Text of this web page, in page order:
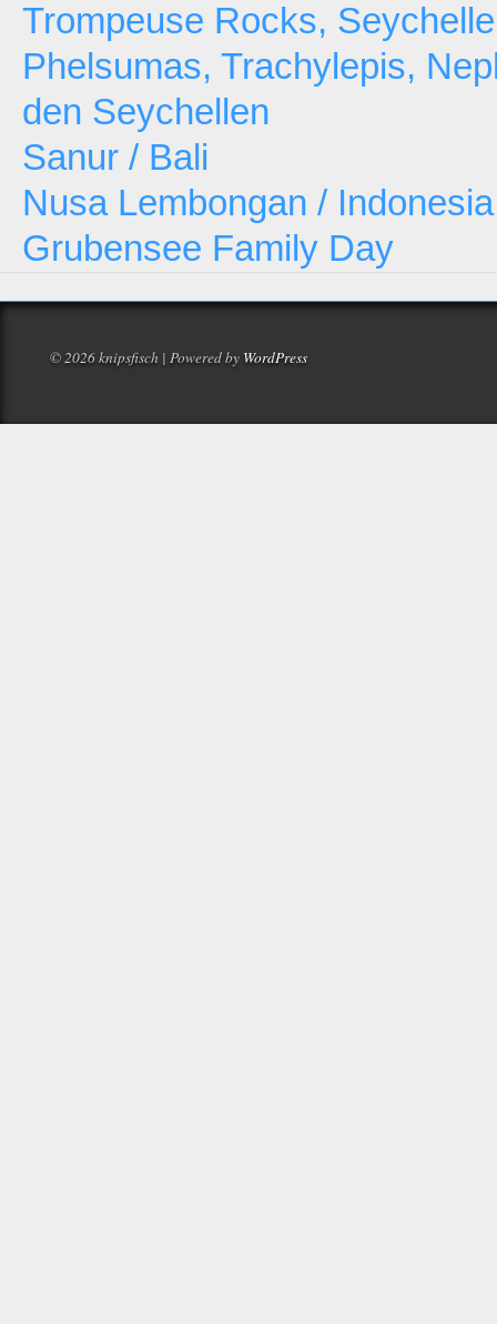
Trompeuse Rocks,
Phelsumas, Trachylepis,
den Seychellen
Sanur / Bali
Nusa Lembongan /
Grubensee Family Day
© 2026 knipsfisch | Powered by WordPress